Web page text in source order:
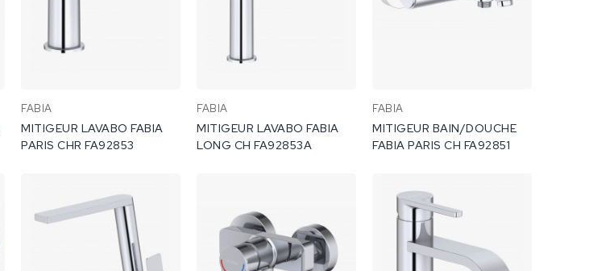
FABIA
MITIGEUR LAVABO FABIA
PARIS CHR FA92853
FABIA
MITIGEUR LAVABO FABIA
LONG CH FA92853A
FABIA
MITIGEUR BAIN/DOUCHE
FABIA PARIS CH FA92851